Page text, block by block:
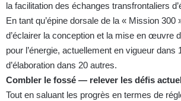
la facilitation des échanges transfrontaliers
En tant qu’épine dorsale de la « Mission 300
d’éclairer la conception et la mise en œuvre
pour l’énergie, actuellement en vigueur dans
d’élaboration dans 20 autres.
Combler le fossé — relever les défis
Tout en saluant les progrès en termes de